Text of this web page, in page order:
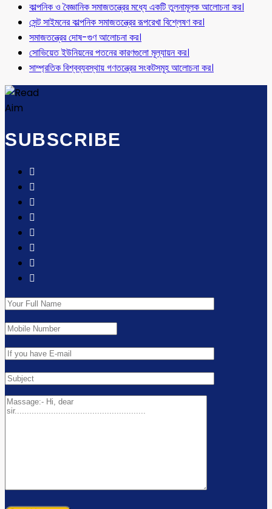
কাল্পনিক ও বৈজ্ঞানিক সমাজতন্ত্রের মধ্যে একটি তুলনামূলক আলোচনা কর।
সেন্ট সাইমনের কাল্পনিক সমাজতন্ত্রের রূপরেখা বিশ্লেষণ কর।
সমাজতন্ত্রের দোষ-গুণ আলোচনা কর।
সোভিয়েত ইউনিয়নের পতনের কারণগুলো মূল্যায়ন কর।
সাম্প্রতিক বিশ্বব্যবস্থায় গণতন্ত্রের সংকটসমূহ আলোচনা কর।
SUBSCRIBE